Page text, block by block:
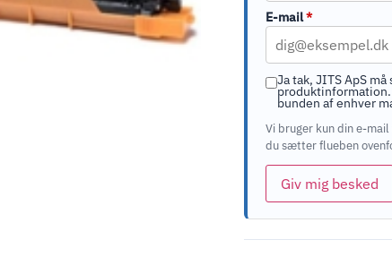
E-mail*
Ja tak, JITS ApS
bunden af enhver
Vi bruger kun din e-
du sætter flueben
Giv mig besked